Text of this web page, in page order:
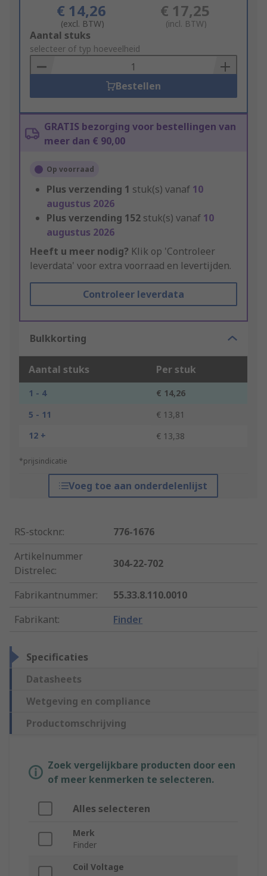
€ 14,26
(excl. BTW)
€ 17,25
(incl. BTW)
Add
to
Basket
Aantal stuks
selecteer of typ hoeveelheid
Bestellen
GRATIS bezorging voor bestellingen van
meer dan € 90,00
Op voorraad
Plus verzending 1 stuk(s) vanaf 10
augustus 2026
Plus verzending 152 stuk(s) vanaf 10
augustus 2026
Heeft u meer nodig? Klik op 'Controleer
leverdata' voor extra voorraad en levertijden.
Controleer leverdata
Bulkkorting
Aantal stuks Per stuk
1 - 4
€ 14,26
5 - 11
€ 13,81
12 +
€ 13,38
*prijsindicatie
Voeg toe aan onderdelenlijst
RS-stocknr.:
776-1676
Artikelnummer
Distrelec:
304-22-702
Fabrikantnummer:
55.33.8.110.0010
Fabrikant: Finder
Specificaties
Datasheets
Wetgeving en compliance
Productomschrijving
Zoek vergelijkbare producten door een
of meer kenmerken te selecteren.
Alles selecteren
Merk
Finder
Coil Voltage